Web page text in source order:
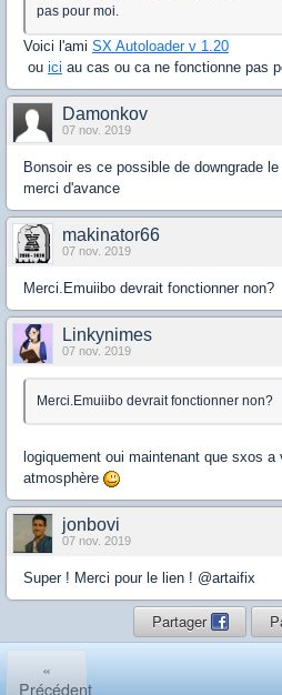
pas pour moi.
Voici l'ami SX Autoloader v 1.20
ou ici au cas ou ca ne fonctionne pas
Damonkov
07 nov. 2019
Bonsoir es ce possible de downgrade
merci d'avance
makinator66
07 nov. 2019
Merci.Emuiibo devrait fonctionner non?
Linkynimes
07 nov. 2019
Merci.Emuiibo devrait fonctionner non?
logiquement oui maintenant que sxos
atmosphère
jonbovi
07 nov. 2019
Super ! Merci pour le lien ! @artaifix
Partager
«
Précédent